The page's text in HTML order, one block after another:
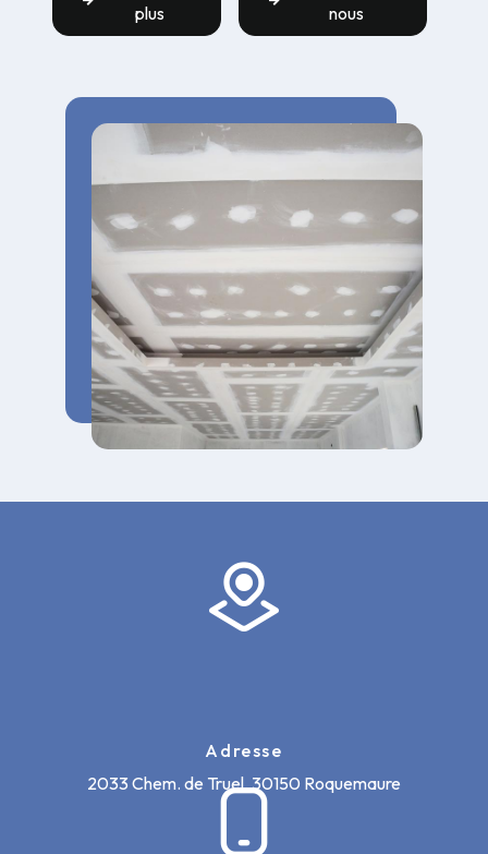
plus
nous
Adresse
2033 Chem. de Truel, 30150 Roquemaure